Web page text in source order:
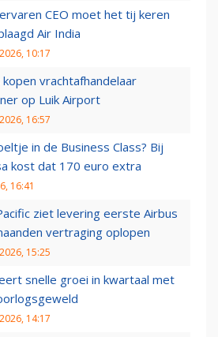
CEO moet het tij keren
Air India
10:17
kopen vrachtafhandelaar
op Luik Airport
16:57
in de Business Class? Bij
kost dat 170 euro extra
16:41
ziet levering eerste Airbus
vertraging oplopen
15:25
snelle groei in kwartaal met
14:17